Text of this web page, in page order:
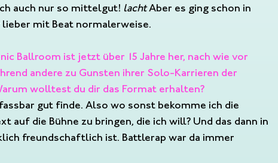
auch nur so mittelgut! lacht Aber es ging schon in
lieber mit Beat normalerweise.
Ballroom ist jetzt über 15 Jahre her, nach wie vor
andere zu Gunsten ihrer Solo-Karrieren der
wolltest du dir das Format erhalten?
gut finde. Also wo sonst bekomme ich die
auf die Bühne zu bringen, die ich will? Und das dann in
freundschaftlich ist. Battlerap war da immer